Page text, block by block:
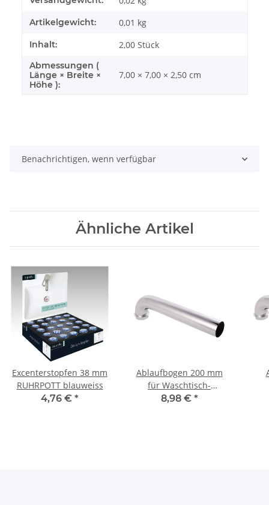
Artikelgewicht: 0,01 kg
Inhalt: 2,00 Stück
Abmessungen (
Länge × Breite ×
Höhe ):
7,00 × 7,00 × 2,50 cm
Benachrichtigen, wenn verfügbar
Ähnliche Artikel
Excenterstopfen 38 mm
RUHRPOTT blauweiss
4,76 € *
Ablaufbogen 200 mm
für Waschtisch-
Röhrengeruchverschlüsse
8,98 € *